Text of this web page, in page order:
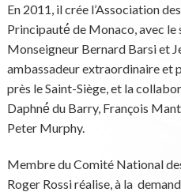
En 2011, il crée l’Association
Principauté́ de Monaco, avec
Monseigneur Bernard Barsi et
ambassadeur extraordinaire et
près le Saint-Siège, et la
Daphné́ du Barry, François
Peter Murphy.
Membre du Comité National
Roger Rossi réalise, à la